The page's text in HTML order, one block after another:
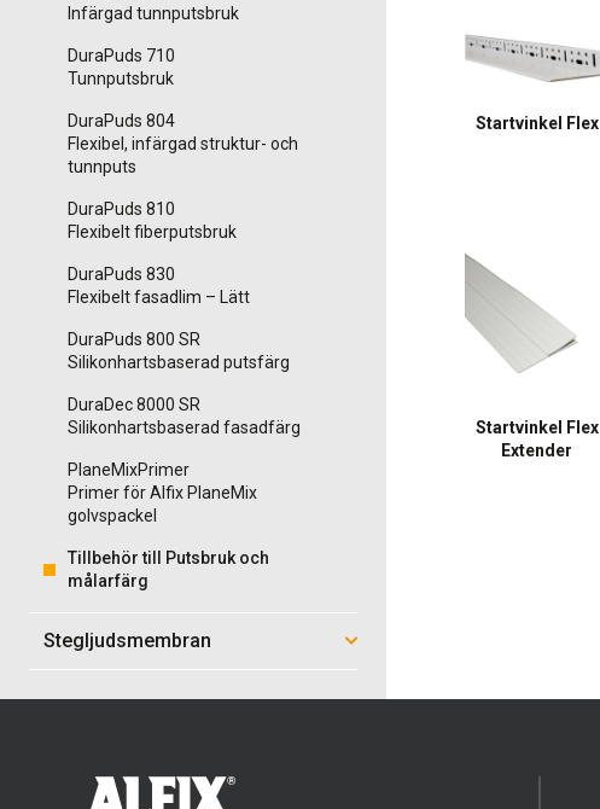
Infärgad tunnputsbruk
DuraPuds 710
Tunnputsbruk
DuraPuds 804
Flexibel, infärgad struktur- och
tunnputs
DuraPuds 810
Flexibelt fiberputsbruk
DuraPuds 830
Flexibelt fasadlim – Lätt
DuraPuds 800 SR
Silikonhartsbaserad putsfärg
DuraDec 8000 SR
Silikonhartsbaserad fasadfärg
PlaneMixPrimer
Primer för Alfix PlaneMix
golvspackel
Tillbehör till Putsbruk och
målarfärg
Stegljudsmembran
Startvinkel Flex
Startvinkel Flex
Extender